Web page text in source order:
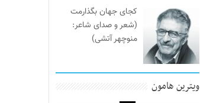
کجای جهان بگذارمت
(شعر و صدای شاعر:
منوچهر آتشی)
ویترین هامون